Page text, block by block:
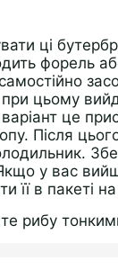
ці
форель
цьому
це
Після
у вас
її в пакеті
рибу